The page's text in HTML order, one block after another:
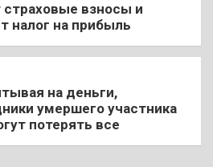
страховые взносы и
налог на прибыль
на деньги,
умершего участника
потерять все